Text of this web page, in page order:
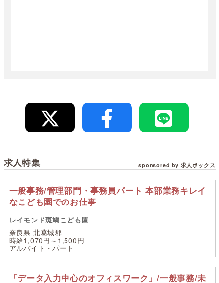
求人特集 sponsored by 求人ボックス
一般事務/管理部門・事務員パート 本部業務キレイ
なこども園でのお仕事
レイモンド斑鳩こども園
奈良県 北葛城郡
時給1,070円～1,500円
アルバイト・パート
「データ入力中心のオフィスワーク」/一般事務/未